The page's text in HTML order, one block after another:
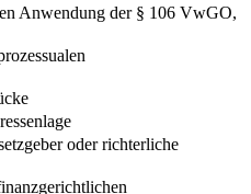
Anwendung der § 106 VwGO,
oder richterliche